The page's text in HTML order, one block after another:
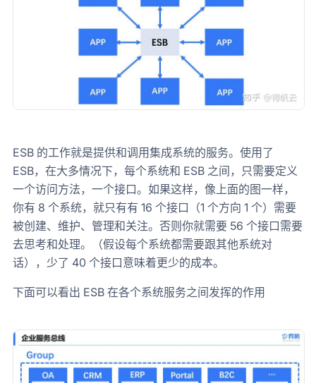
ESB 的工作就是提供和调用集成系统的服务。使用了
ESB，在大多情况下，每个系统和 ESB 之间，只需要定义
一个访问方法，一个接口。如果这样，像上面的图一样，
你有 8 个系统，就只有有 16 个接口（1 个方向 1 个）需要
被创建、维护、管理和关注。否则你就需要 56 个接口需要
去思考和处理。（假设每个系统都需要跟其他系统对
话），少了 40 个接口意味着更少的成本。
下面可以看出 ESB 在各个系统服务之间发挥的作用